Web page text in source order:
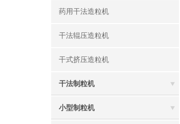
药用干法造粒机
干法辊压造粒机
干式挤压造粒机
干法制粒机
小型制粒机